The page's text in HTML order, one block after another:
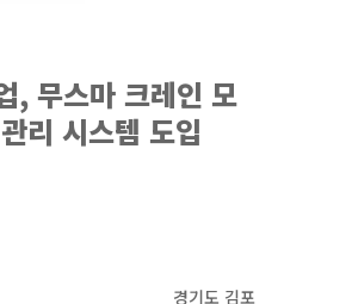
, 무스마 크레인 모
리 시스템 도입
경기도 김포